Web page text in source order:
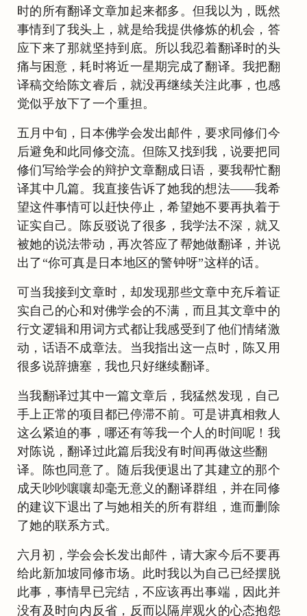
时的所有翻译文章加起来都多。但我以为，既然
事情到了我头上，就是给我提供修炼的机会，答
应下来了那就坚持到底。所以我忍着翻译时的头
痛与困意，耗时将近一星期完成了翻译。我把翻
译稿交给陈文睿后，就没再继续关注此事，也感
觉似乎放下了一个重担。
五月中旬，日本佛学会发出邮件，要求同修们今
后避免和此同修交流。但陈又找到我，说要把同
修们写给学会的辩护文章翻成日语，要我帮忙翻
译其中几篇。我直接告诉了她我的想法——我希
望这件事情可以赶快停止，希望她不要再执着于
证实自己。陈反驳说了很多，我学法不深，就又
被她的说法带动，再次答应了帮她做翻译，并说
出了“你可真是日本地区的警钟呀”这样的话。
可当我接到文章时，却发现那些文章中充斥着证
实自己的心和对佛学会的不满，而且其文章中的
行文逻辑和用词方式都让我感受到了他们情绪激
动，话语不成章法。当我指出这一点时，陈又用
很多说辞搪塞，我也只好继续翻译。
当我翻译过其中一篇文章后，我猛然发现，自己
手上正常的项目都已停滞不前。可是讲真相救人
这么紧迫的事，哪还有等我一个人的时间呢！我
对陈说，翻译过此篇后我没有时间再做这些翻
译。陈也同意了。随后我便退出了其建立的那个
成天吵吵嚷嚷却毫无意义的翻译群组，并在同修
的建议下退出了与她相关的所有群组，進而删除
了她的联系方式。
六月初，学会会长发出邮件，请大家今后不要再
给此新加坡同修市场。此时我以为自己已经摆脱
此事，事情早已完结，不应该再出事端，因此并
没有及时向内反省，反而以隔岸观火的心态抱怨